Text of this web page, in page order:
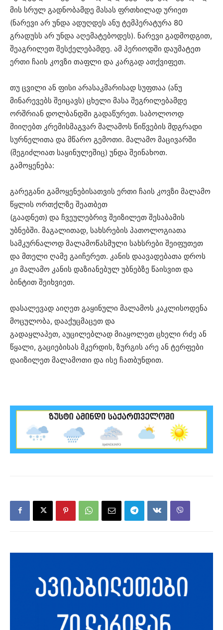
მის სრულ გადნობამდე მასას ფრთხილად ურიეთ
(ნარევი არ უნდა ადუღდეს ანუ ტემპერატურა 80
გრადუსს არ უნდა აღემატებოდეს). ნარევი გადმოდგით,
შეაგრილეთ შესქელებამდე. ამ პერიოდში დაუმატეთ
ერთი ჩაის კოვზი თაფლი და კარგად ათქვიფეთ.
თუ ცვილი ან ფისი არასაკმარისად სუფთაა (ანუ
მინარევებს შეიცავს) ცხელი მასა შეგრილებამდე
ორშრიან დოლბანდში გადაწურეთ. საბოლოოდ
მიიღებთ კრემისმაგვარ მალამოს წიწვების მდგრადი
სურნელითა და მწარო გემოთი. მალამო მაცივარში
(შეგიძლიათ საყინულეშიც) უნდა შეინახოთ.
გამოყენება:
გარეგანი გამოყენებისათვის ერთი ჩაის კოვზი მალამო
წყლის ორთქლზე შეათბეთ
(გაადნეთ) და ჩვეულებრივ შეიზილეთ შესაბამის
უბნებში. მაგალითად, სახსრების პათოლოგიათა
სამკურნალოდ მალამოწასმული სახსრები შეიფუთეთ
და მთელი ღამე გაიჩერეთ. კანის დაავადებათა დროს
კი მალამო კანის დაზიანებულ უბნებზე წაისვით და
ბინტით შეიხვიეთ.
დასალევად აიღეთ გაყინული მალამოს კაკლისოდენა
მოცულობა, დააქუცმაცეთ და
გადაყლაპეთ, აუცილებლად მიაყოლეთ ცხელი რძე ან
წყალი, გაციებისას მკერდის, ზურგის არე ან ტერფები
დაიზილეთ მალამოთი და ისე ჩათბუნდით.